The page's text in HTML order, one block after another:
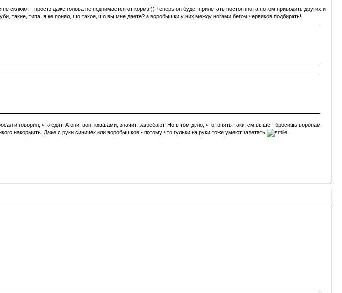
склюют - просто даже голова не поднимается от корма )) Теперь он будет прилетать постоянно, а потом приводить других и
такие, типа, я не понял, шо такое, шо вы мне даете? а воробышки у них между ногами бегом червяков подбирать!
и говорил, что едят. А они, вон, ковшами, значит, загребают. Но в том дело, что, опять-таки, см.выше - бросишь воронам
накормить. Даже с руки синичек или воробышков - потому что гульки на руки тоже умеют залетать